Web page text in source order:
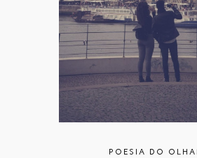
POESIA DO